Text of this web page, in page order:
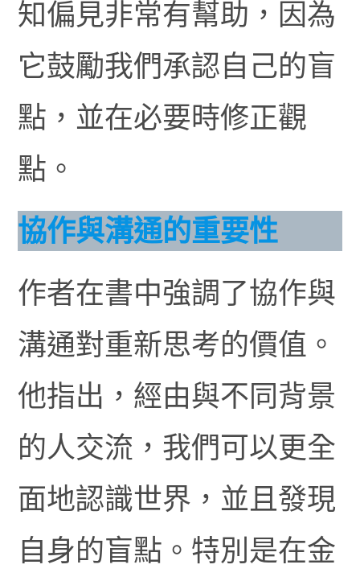
知偏見非常有幫助，因為
它鼓勵我們承認自己的盲
點，並在必要時修正觀
點。
協作與溝通的重要性
作者在書中強調了協作與
溝通對重新思考的價值。
他指出，經由與不同背景
的人交流，我們可以更全
面地認識世界，並且發現
自身的盲點。特別是在金